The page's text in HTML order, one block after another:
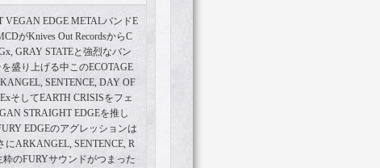
EDGE METALバンドE
がKnives Out RecordsからC
GRAY STATEと強烈なバン
盛り上げる中このECOTAGE
SENTENCE, DAY OF
そしてEARTH CRISISをフェ
STRAIGHT EDGEを推し
EDGEのアグレッションは
ARKANGEL, SENTENCE, R
粋のFURYサウンドがつまった